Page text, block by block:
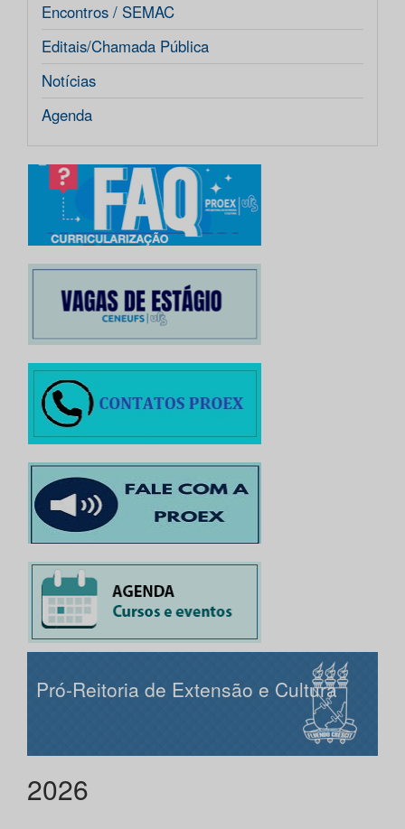
Encontros / SEMAC
Editais/Chamada Pública
Notícias
Agenda
Pró-Reitoria de Extensão e Cultura
2026